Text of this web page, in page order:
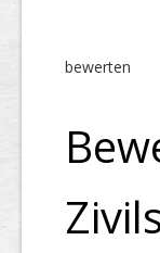
Vorteile
Preise
bewerten